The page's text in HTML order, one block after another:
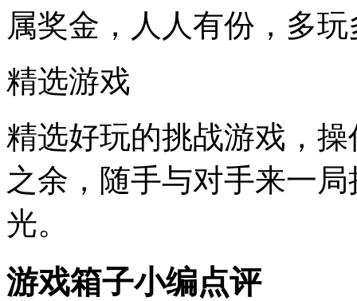
属奖金，人人有份，多
精选游戏
精选好玩的挑战游戏，
之余，随手与对手来一
光。
游戏箱子小编点评